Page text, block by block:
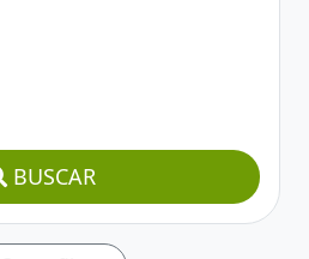
BUSCAR